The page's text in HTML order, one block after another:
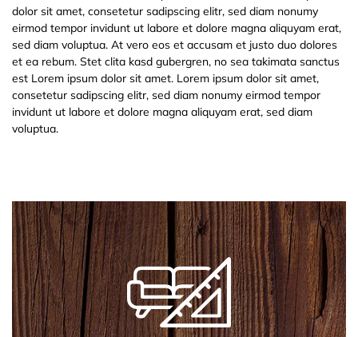
dolor sit amet, consetetur sadipscing elitr, sed diam nonumy
eirmod tempor invidunt ut labore et dolore magna aliquyam erat,
sed diam voluptua. At vero eos et accusam et justo duo dolores
et ea rebum. Stet clita kasd gubergren, no sea takimata sanctus
est Lorem ipsum dolor sit amet. Lorem ipsum dolor sit amet,
consetetur sadipscing elitr, sed diam nonumy eirmod tempor
invidunt ut labore et dolore magna aliquyam erat, sed diam
voluptua.